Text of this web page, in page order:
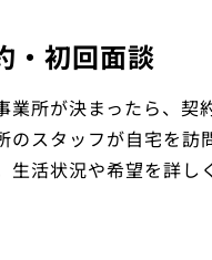
・初回面談
業所が決まったら、契
のスタッフが自宅を訪
生活状況や希望を詳し